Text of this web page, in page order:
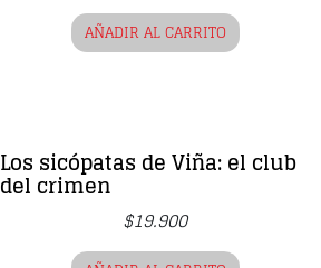
AÑADIR AL CARRITO
Los sicópatas de Viña: el club
del crimen
$19.900